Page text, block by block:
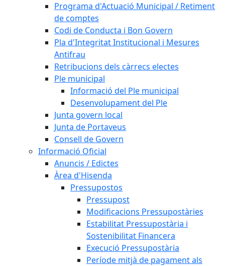
Programa d'Actuació Municipal / Retiment
de comptes
Codi de Conducta i Bon Govern
Pla d'Integritat Institucional i Mesures
Antifrau
Retribucions dels càrrecs electes
Ple municipal
Informació del Ple municipal
Desenvolupament del Ple
Junta govern local
Junta de Portaveus
Consell de Govern
Informació Oficial
Anuncis / Edictes
Àrea d'Hisenda
Pressupostos
Pressupost
Modificacions Pressupostàries
Estabilitat Pressupostària i
Sostenibilitat Financera
Execució Pressupostària
Període mitjà de pagament als